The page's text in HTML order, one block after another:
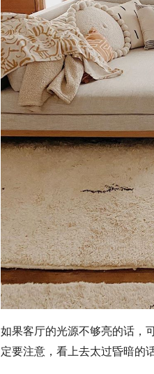
如果客厅的光源不够亮的话，
定要注意，看上去太过昏暗的